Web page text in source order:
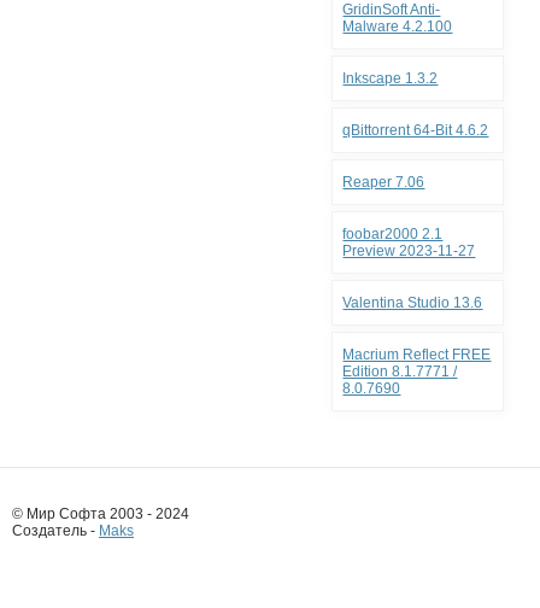
GridinSoft Anti-
Malware 4.2.100
Inkscape 1.3.2
qBittorrent 64-Bit 4.6.2
Reaper 7.06
foobar2000 2.1
Preview 2023-11-27
Valentina Studio 13.6
Macrium Reflect FREE
Edition 8.1.7771 /
8.0.7690
© Мир Софта 2003 - 2024
Создатель - Maks